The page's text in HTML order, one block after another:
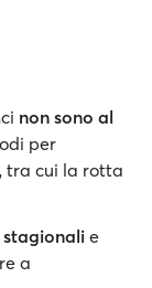
non sono al
per
tra cui la rotta
stagionali e
a